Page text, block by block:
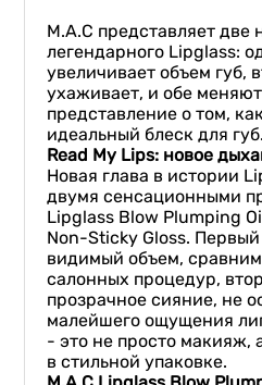
M.A.C представляет две
легендарного Lipglass:
увеличивает объем губ,
ухаживает, и обе
представление о том,
идеальный блеск для губ.
Read My Lips: новое
Новая глава в истории
двумя сенсационными
Lipglass Blow Plumping
Non-Sticky Gloss.
видимый объем,
салонных процедур,
прозрачное сияние, не
малейшего ощущения
- это не просто макияж,
в стильной упаковке.